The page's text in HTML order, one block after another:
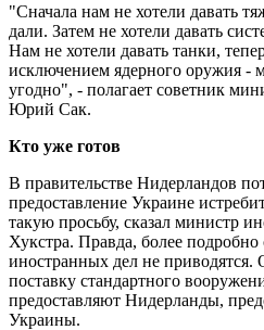
"Сначала нам не хотели давать
дали. Затем не хотели давать
Нам не хотели давать танки,
исключением ядерного оружия -
угодно", - полагает советник
Юрий Сак.
Кто уже готов
В правительстве Нидерландов
предоставление Украине
такую просьбу, сказал министр
Хукстра. Правда, более подробно
иностранных дел не приводятся.
поставку стандартного
предоставляют Нидерланды,
Украины.